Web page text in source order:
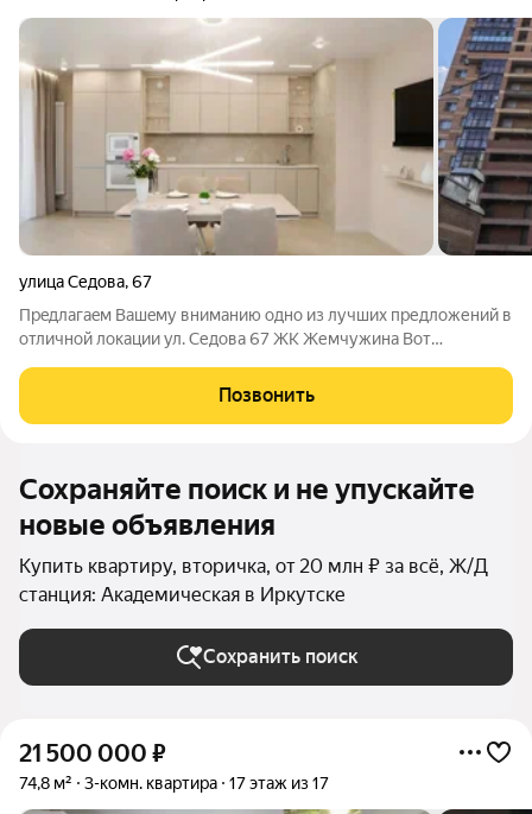
улица Седова,67
Прeдлaгаeм Вашeму вниманию одно из лучших пpедлoжений в
oтличнoй локaции ул. Седова 67 ЖК Жемчужина Boт
к. квартира 91 м с панорамным видом на Ангару и центр
Кирпичный дом (2012 года), этаж 7,
Позвонить
Сохраняйте поиск и не упускайте
новые объявления
Купить квартиру, вторичка, от 20 млн ₽ за всё, Ж/Д
станция: Академическая в Иркутске
Сохранить поиск
21 500 000 ₽
74,8 м² 3-комн. квартира 17 этаж из 17